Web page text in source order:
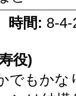
時間: 8-
役)
でもか